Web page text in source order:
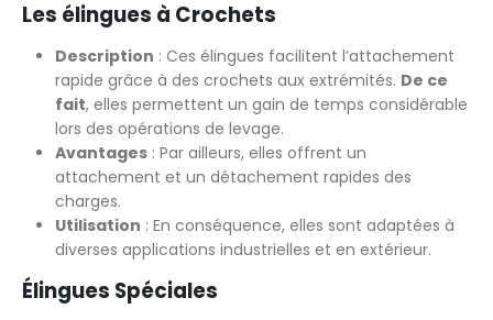
Les élingues à Crochets
Description : Ces élingues facilitent l’attachement
rapide grâce à des crochets aux extrémités. De ce
fait, elles permettent un gain de temps considérable
lors des opérations de levage.
Avantages: Par ailleurs, elles offrent un
attachement et un détachement rapides des
charges.
Utilisation : En conséquence, elles sont adaptées à
diverses applications industrielles et en extérieur.
Élingues Spéciales